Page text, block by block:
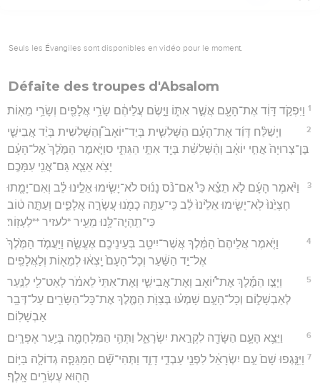
Seuls les Évangiles sont disponibles en vidéo pour le moment.
Défaite des troupes d'Absalom
1 וַיִּפְקֹ֣ד דָּוִ֔ד אֶת־הָעָ֖ם אֲשֶׁ֣ר אִתּ֑וֹ וַיָּ֣שֶׂם עֲלֵיהֶ֔ם שָׂרֵ֥י אֲלָפִ֖ים וְשָׂרֵ֥י מֵאֽוֹת׃
2
וַיְשַׁלַּ֨ח דָּוִ֜ד אֶת־הָעָ֗ם הַשְּׁלִשִׁ֤ית בְּיַד־יוֹאָב֙ וְ֠הַשְּׁלִשִׁית בְּיַ֨ד אֲבִישַׁ֤י
בֶּן־צְרוּיָה֙ אֲחִ֣י יוֹאָ֔ב וְהַ֨שְּׁלִשִׁ֔ת בְּיַ֖ד אִתַּ֣י הַגִּתִּ֑י סוַיֹּ֤אמֶר הַמֶּ֙לֶךְ֙ אֶל־הָעָ֔ם
יָצֹ֥א אֵצֵ֛א גַּם־אֲנִ֖י עִמָּכֶֽם׃
3
וַיֹּ֨אמֶר הָעָ֜ם לֹ֣א תֵצֵ֗א כִּי֩ אִם־נֹ֨ס נָנ֜וּס לֹא־יָשִׂ֧ימוּ אֵלֵ֣ינוּ לֵ֗ב וְאִם־יָמֻ֤תוּ
חֶצְיֵ֙נוּ֙ לֹֽא־יָשִׂ֤ימוּ אֵלֵ֙ינוּ֙ לֵ֔ב כִּֽי־עַתָּ֥ה כָמֹ֖נוּ עֲשָׂרָ֣ה אֲלָפִ֑ים וְעַתָּ֣ה ט֔וֹב
כִּי־תִֽהְיֶה־לָּ֥נוּ מֵעִ֖יר *לעזיר **לַעְזֽוֹר׃
4
וַיֹּ֤אמֶר אֲלֵיהֶם֙ הַמֶּ֔לֶךְ אֲשֶׁר־יִיטַ֥ב בְּעֵינֵיכֶ֖ם אֶעֱשֶׂ֑ה וַיַּעֲמֹ֤ד הַמֶּ֙לֶךְ֙
אֶל־יַ֣ד הַשַּׁ֔עַר וְכָל־הָעָם֙ יָֽצְא֔וּ לְמֵא֖וֹת וְלַאֲלָפִֽים׃
5
וַיְצַ֣ו הַמֶּ֡לֶךְ אֶת־י֠וֹאָב וְאֶת־אֲבִישַׁ֤י וְאֶת־אִתַּי֙ לֵאמֹ֔ר לְאַט־לִ֖י לַנַּ֣עַר
לְאַבְשָׁל֑וֹם וְכָל־הָעָ֣ם שָׁמְע֗וּ בְּצַוֺּ֥ת הַמֶּ֛לֶךְ אֶת־כָּל־הַשָּׂרִ֖ים עַל־דְּבַ֥ר
אַבְשָׁלֽוֹם׃
6 וַיֵּצֵ֥א הָעָ֛ם הַשָּׂדֶ֖ה לִקְרַ֣את יִשְׂרָאֵ֑ל וַתְּהִ֥י הַמִּלְחָמָ֖ה בְּיַ֥עַר אֶפְרָֽיִם׃
7 וַיִּנָּ֤גְפוּ שָׁם֙ עַ֣ם יִשְׂרָאֵ֔ל לִפְנֵ֖י עַבְדֵ֣י דָוִ֑ד וַתְּהִי־שָׁ֞ם הַמַּגֵּפָ֧ה גְדוֹלָ֛ה בַּיּ֥וֹם
הַה֖וּא עֶשְׂרִ֥ים אָֽלֶף׃